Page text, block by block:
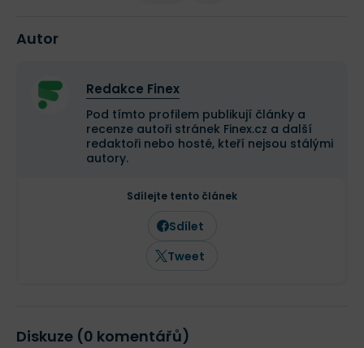
Autor
Redakce Finex
Pod tímto profilem publikují články a
recenze autoři stránek Finex.cz a další
redaktoři nebo hosté, kteří nejsou stálými
autory.
Sdílejte tento článek
Sdílet
Tweet
Diskuze (0 komentářů)